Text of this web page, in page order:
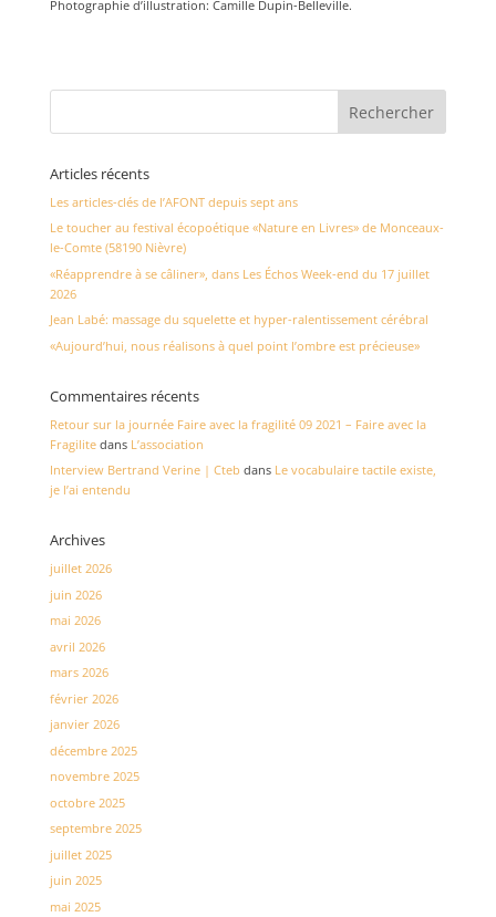
Photographie d’illustration: Camille Dupin-Belleville.
Articles récents
Les articles-clés de l’AFONT depuis sept ans
Le toucher au festival écopoétique «Nature en Livres» de Monceaux-
le-Comte (58190 Nièvre)
«Réapprendre à se câliner», dans Les Échos Week-end du 17 juillet
2026
Jean Labé: massage du squelette et hyper-ralentissement cérébral
«Aujourd’hui, nous réalisons à quel point l’ombre est précieuse»
Commentaires récents
Retour sur la journée Faire avec la fragilité 09 2021 – Faire avec la
Fragilitedans L’association
Interview Bertrand Verine | Cteb dans Le vocabulaire tactile existe,
je l’ai entendu
Archives
juillet 2026
juin 2026
mai 2026
avril 2026
mars 2026
février 2026
janvier 2026
décembre 2025
novembre 2025
octobre 2025
septembre 2025
juillet 2025
juin 2025
mai 2025